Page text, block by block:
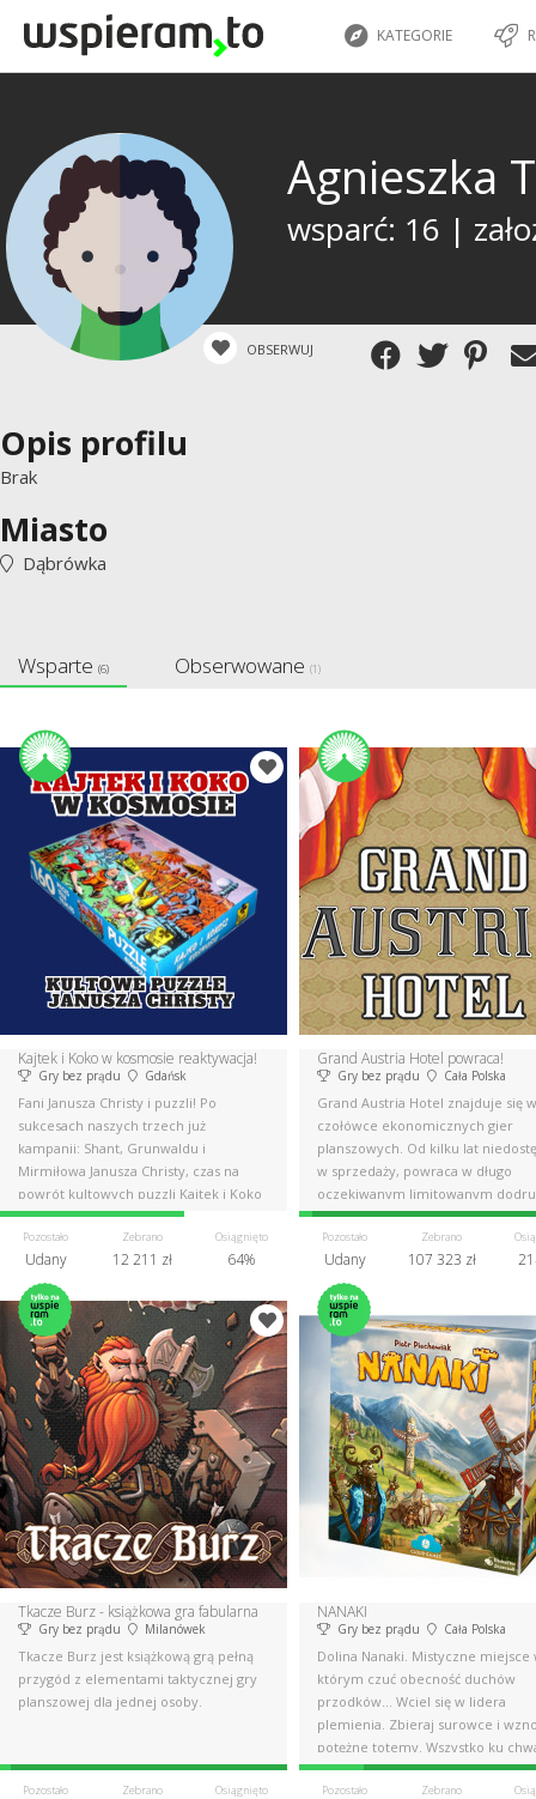
KATEGORIE
Agnieszka
wsparć: 16 |
OBSERWUJ
Opis profilu
Brak
Miasto
Dąbrówka
Wsparte (6) Obserwowane (1)
Kajtek i Koko w kosmosie reaktywacja!
Gry bez prądu Gdańsk
Fani Janusza Christy i puzzli! Po
sukcesach naszych trzech już
kampanii: Shant, Grunwaldu i
Mirmiłowa Janusza Christy, czas na
powrót kultowych puzzli Kajtek i Koko
w kosmosie
Pozostało
Udany
Zebrano
12 211 zł
Osiągnięto
64%
Grand Austria Hotel powraca!
Gry bez prądu Cała Polska
Grand Austria Hotel znajduje się w
czołówce ekonomicznych gier
planszowych. Od kilku lat
w sprzedaży, powraca w długo
oczekiwanym limitowanym
Pozostało
Udany
Zebrano
107 323 zł
Tkacze Burz - książkowa gra fabularna
Gry bez prądu Milanówek
Tkacze Burz jest książkową grą pełną
przygód z elementami taktycznej gry
planszowej dla jednej osoby.
Pozostało Zebrano Osiągnięto
NANAKI
Gry bez prądu Cała Polska
Dolina Nanaki. Mistyczne miejsce
którym czuć obecność duchów
przodków... Wciel się w lidera
plemienia. Zbieraj surowce i
potężne totemy. Wszystko ku
bogów!
Pozostało Zebrano